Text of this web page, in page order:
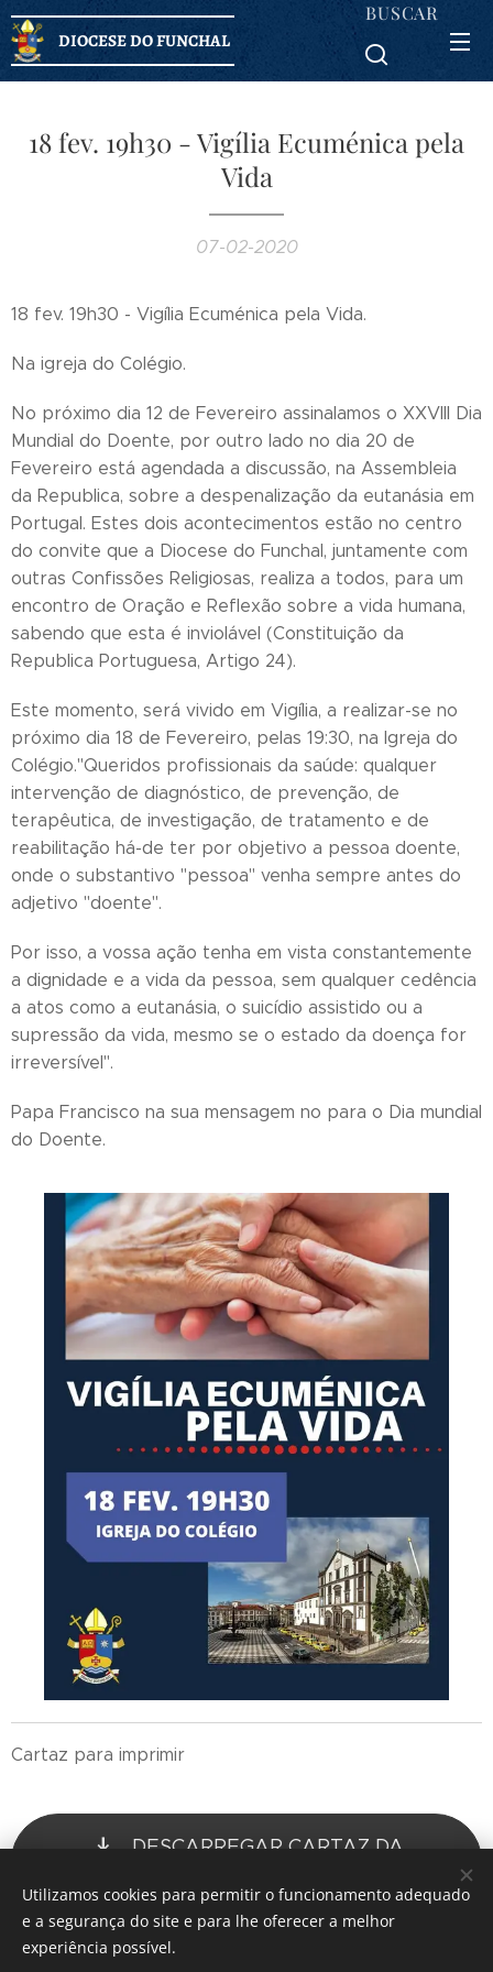
DIOCESE DO FUNCHAL
BUSCAR
18 fev. 19h30 - Vigília Ecuménica pela
Vida
07-02-2020
18 fev. 19h30 - Vigília Ecuménica pela Vida.
Na igreja do Colégio.
No próximo dia 12 de Fevereiro assinalamos o XXVIII Dia
Mundial do Doente, por outro lado no dia 20 de
Fevereiro está agendada a discussão, na Assembleia
da Republica, sobre a despenalização da eutanásia em
Portugal. Estes dois acontecimentos estão no centro
do convite que a Diocese do Funchal, juntamente com
outras Confissões Religiosas, realiza a todos, para um
encontro de Oração e Reflexão sobre a vida humana,
sabendo que esta é inviolável (Constituição da
Republica Portuguesa, Artigo 24).
Este momento, será vivido em Vigília, a realizar-se no
próximo dia 18 de Fevereiro, pelas 19:30, na Igreja do
Colégio."Queridos profissionais da saúde: qualquer
intervenção de diagnóstico, de prevenção, de
terapêutica, de investigação, de tratamento e de
reabilitação há-de ter por objetivo a pessoa doente,
onde o substantivo "pessoa" venha sempre antes do
adjetivo "doente".
Por isso, a vossa ação tenha em vista constantemente
a dignidade e a vida da pessoa, sem qualquer cedência
a atos como a eutanásia, o suicídio assistido ou a
supressão da vida, mesmo se o estado da doença for
irreversível".
Papa Francisco na sua mensagem no para o Dia mundial
do Doente.
Cartaz para imprimir
DESCARREGAR CARTAZ DA
Utilizamos cookies para permitir o funcionamento adequado
e a segurança do site e para lhe oferecer a melhor
experiência possível.